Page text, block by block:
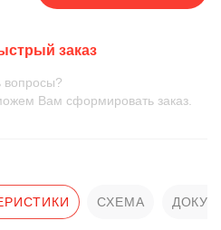
заказ
вопросы?
Вам сформировать заказ.
СХЕМА